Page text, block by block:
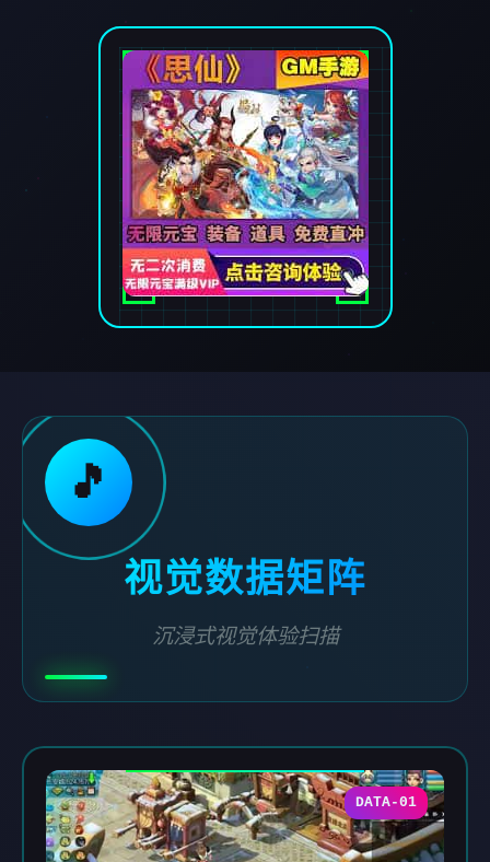
🎵
视觉数据矩阵
沉浸式视觉体验扫描
DATA-01